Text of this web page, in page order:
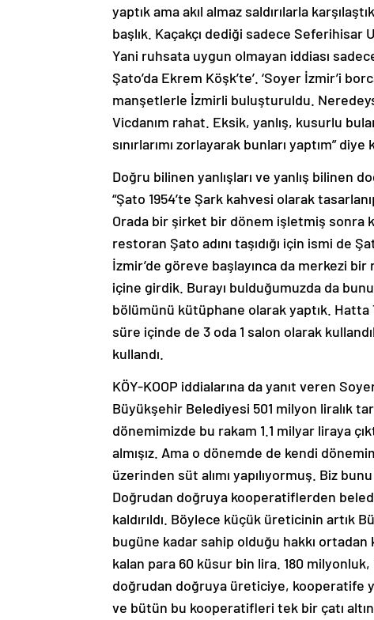
yaptık ama akıl almaz saldırılarla
başlık. Kaçakçı dediği sadece Seferihisar
Yani ruhsata uygun olmayan iddiası
Şato’da Ekrem Köşk’te’. ‘Soyer İzmir’i
manşetlerle İzmirli buluşturuldu.
Vicdanım rahat. Eksik, yanlış, kusurlu
sınırlarımı zorlayarak bunları yaptım”
Doğru bilinen yanlışları ve yanlış bilinen
“Şato 1954’te Şark kahvesi olarak
Orada bir şirket bir dönem işletmiş sonra
restoran Şato adını taşıdığı için ismi de
İzmir’de göreve başlayınca da merkezi
içine girdik. Burayı bulduğumuzda da
bölümünü kütüphane olarak yaptık. Hatta
süre içinde de 3 oda 1 salon olarak
kullandı.
KÖY-KOOP iddialarına da yanıt veren
Büyükşehir Belediyesi 501 milyon liralık
dönemimizde bu rakam 1.1 milyar liraya
almışız. Ama o dönemde de kendi
üzerinden süt alımı yapılıyormuş. Biz
Doğrudan doğruya kooperatiflerden
kaldırıldı. Böylece küçük üreticinin artık
bugüne kadar sahip olduğu hakkı ortadan
kalan para 60 küsur bin lira. 180 milyonluk,
doğrudan doğruya üreticiye, kooperatife
ve bütün bu kooperatifleri tek bir çatı